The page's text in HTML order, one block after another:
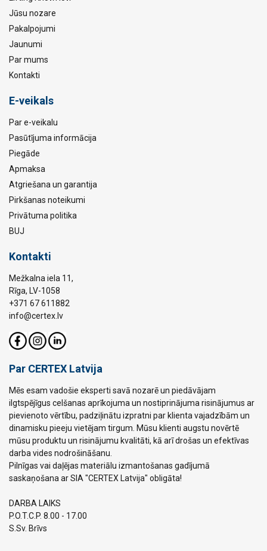
Jūsu nozare
Pakalpojumi
Jaunumi
Par mums
Kontakti
E-veikals
Par e-veikalu
Pasūtījuma informācija
Piegāde
Apmaksa
Atgriešana un garantija
Pirkšanas noteikumi
Privātuma politika
BUJ
Kontakti
Mežkalna iela 11,
Rīga, LV-1058
+371 67 611882
info@certex.lv
Par CERTEX Latvija
Mēs esam vadošie eksperti savā nozarē un piedāvājam
ilgtspējīgus celšanas aprīkojuma un nostiprinājuma risinājumus ar
pievienoto vērtību, padziļinātu izpratni par klienta vajadzībām un
dinamisku pieeju vietējam tirgum. Mūsu klienti augstu novērtē
mūsu produktu un risinājumu kvalitāti, kā arī drošas un efektīvas
darba vides nodrošināšanu.
Pilnīgas vai daļējas materiālu izmantošanas gadījumā
saskaņošana ar SIA "CERTEX Latvija" obligāta!
DARBA LAIKS
P.O.T.C.P. 8.00 - 17.00
S.Sv. Brīvs